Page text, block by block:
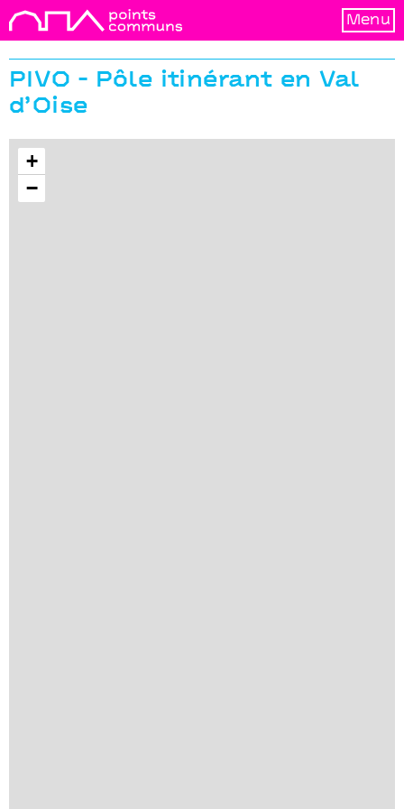
Menu
PIVO - Pôle itinérant en Val
d’Oise
+
−